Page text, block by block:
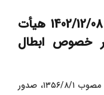
1402/12/08 هیأت‌
خصوص ابطال
مطابق ماده ۱۴۳ قانون اجرای احکام مدنی مصوب ۱۳۵۶/۸/۱، صدور